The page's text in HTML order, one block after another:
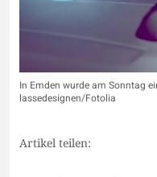
In Emden wurde am Sonntag
lassedesignen/Fotolia
Artikel teilen: